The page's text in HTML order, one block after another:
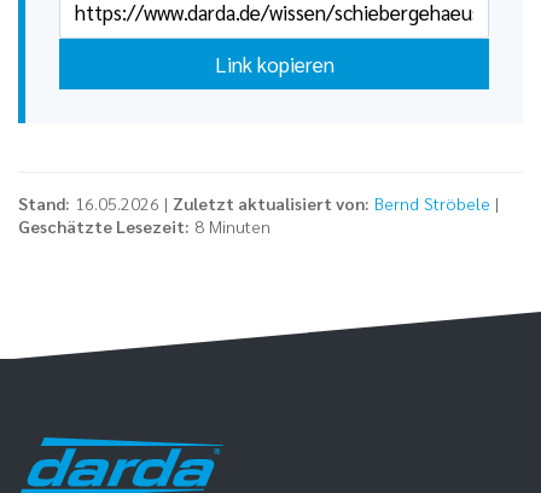
Link kopieren
Stand: 16.05.2026 | Zuletzt aktualisiert von: Bernd Ströbele |
Geschätzte Lesezeit: 8 Minuten